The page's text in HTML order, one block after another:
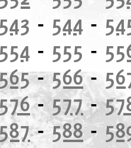
543 - 544 -
554 - 555 -
-566-
576-577-
-588-